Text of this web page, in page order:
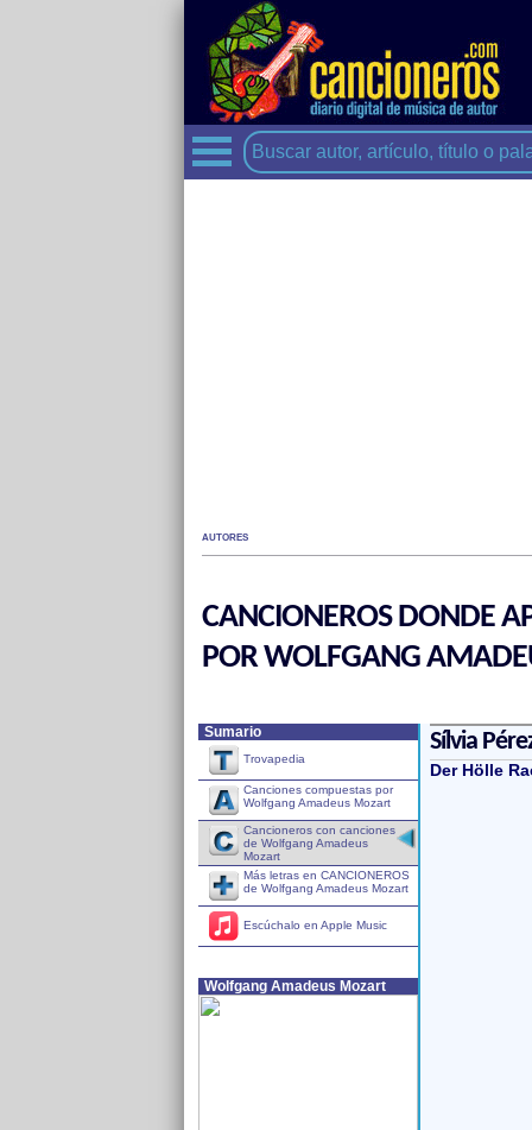
AUTORES
CANCIONEROS DONDE
POR WOLFGANG
Sumario
Trovapedia
Canciones compuestas por
Wolfgang Amadeus Mozart
Cancioneros con canciones
de Wolfgang Amadeus
Mozart
Más letras en CANCIONEROS
de Wolfgang Amadeus Mozart
Escúchalo en Apple Music
Wolfgang Amadeus Mozart
Sílvia
Der Hölle